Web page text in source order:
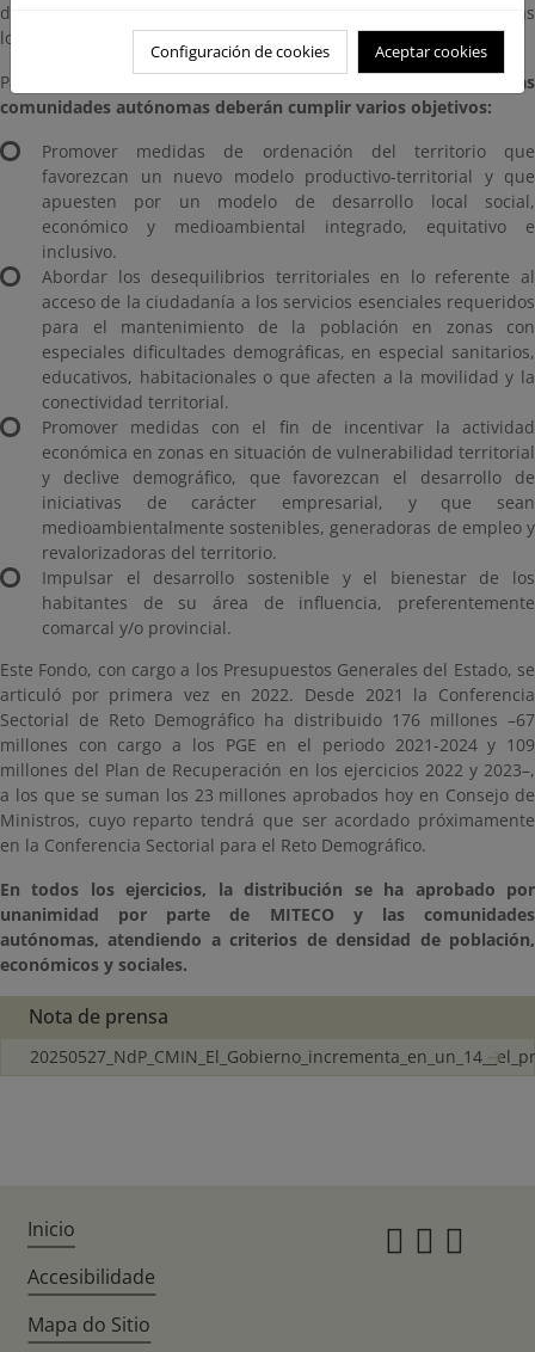
desarrolle de forma prevalente en pequeñas y medianas
localidades y ciudades a partir de sus propias potencialidades.
Para poder alcanzar esta meta,las acciones seleccionadas por las
comunidades autónomas deberán cumplir varios objetivos:
Promover medidas de ordenación del territorio que
favorezcan un nuevo modelo productivo-territorial y que
apuesten por un modelo de desarrollo local social,
económico y medioambiental integrado, equitativo e
inclusivo.
Abordar los desequilibrios territoriales en lo referente al
acceso de la ciudadanía a los servicios esenciales requeridos
para el mantenimiento de la población en zonas con
especiales dificultades demográficas, en especial sanitarios,
educativos, habitacionales o que afecten a la movilidad y la
conectividad territorial.
Promover medidas con el fin de incentivar la actividad
económica en zonas en situación de vulnerabilidad territorial
y declive demográfico, que favorezcan el desarrollo de
iniciativas de carácter empresarial, y que sean
medioambientalmente sostenibles, generadoras de empleo y
revalorizadoras del territorio.
Impulsar el desarrollo sostenible y el bienestar de los
habitantes de su área de influencia, preferentemente
comarcal y/o provincial.
Este Fondo, con cargo a los Presupuestos Generales del Estado, se
articuló por primera vez en 2022. Desde 2021 la Conferencia
Sectorial de Reto Demográfico ha distribuido 176 millones –67
millones con cargo a los PGE en el periodo 2021-2024 y 109
millones del Plan de Recuperación en los ejercicios 2022 y 2023–,
a los que se suman los 23 millones aprobados hoy en Consejo de
Ministros, cuyo reparto tendrá que ser acordado próximamente
en la Conferencia Sectorial para el Reto Demográfico.
En todos los ejercicios, la distribución se ha aprobado por
unanimidad por parte de MITECO y las comunidades
autónomas, atendiendo a criterios de densidad de población,
económicos y sociales.
Nota de prensa
Configuración de cookies Aceptar cookies
Inicio
Accesibilidade
Mapa do Sitio